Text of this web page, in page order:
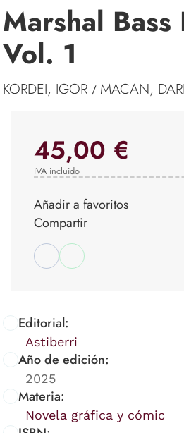
Marshal
Vol. 1
KORDEI, IGOR / MACAN,
Editorial:
Astiberri
Año de edición:
2025
Materia:
Novela gráfica y cómic
45,00 €
IVA incluido
Añadir a favoritos
Compartir